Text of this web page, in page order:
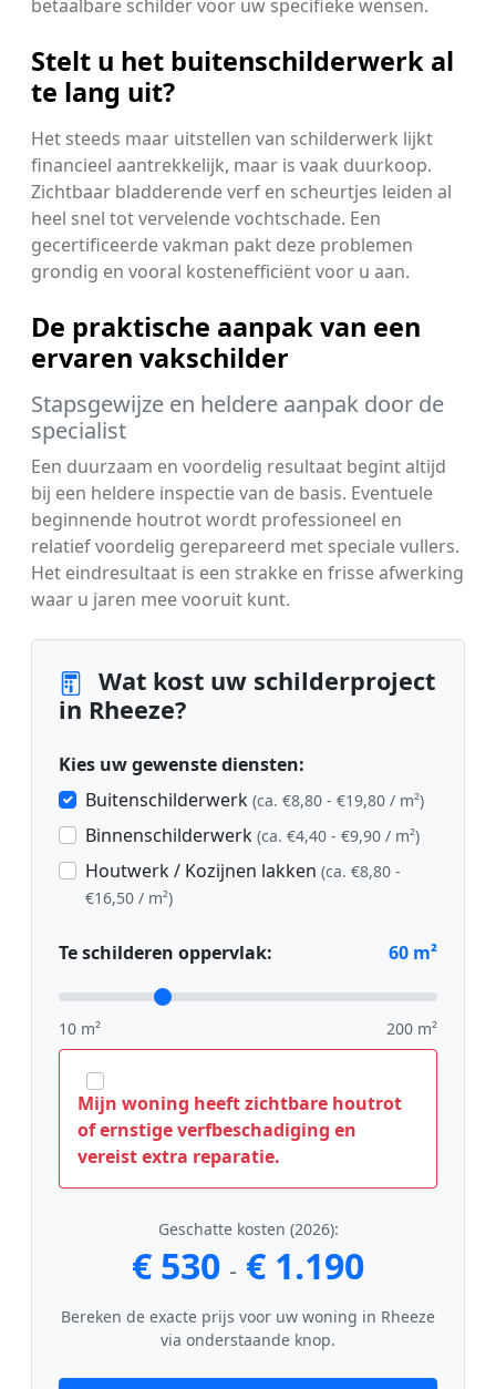
betaalbare schilder voor uw specifieke wensen.
Stelt u het buitenschilderwerk al
te lang uit?
Het steeds maar uitstellen van schilderwerk lijkt
financieel aantrekkelijk, maar is vaak duurkoop.
Zichtbaar bladderende verf en scheurtjes leiden al
heel snel tot vervelende vochtschade. Een
gecertificeerde vakman pakt deze problemen
grondig en vooral kostenefficiënt voor u aan.
De praktische aanpak van een
ervaren vakschilder
Stapsgewijze en heldere aanpak door de
specialist
Een duurzaam en voordelig resultaat begint altijd
bij een heldere inspectie van de basis. Eventuele
beginnende houtrot wordt professioneel en
relatief voordelig gerepareerd met speciale vullers.
Het eindresultaat is een strakke en frisse afwerking
waar u jaren mee vooruit kunt.
Wat kost uw schilderproject
in Rheeze?
Kies uw gewenste diensten:
Buitenschilderwerk (ca. €8,80 - €19,80 / m²)
Binnenschilderwerk (ca. €4,40 - €9,90 / m²)
Houtwerk / Kozijnen lakken (ca. €8,80 -
€16,50 / m²)
Te schilderen oppervlak: 60 m²
10 m² 200 m²
Mijn woning heeft zichtbare houtrot
of ernstige verfbeschadiging en
vereist extra reparatie.
Geschatte kosten (2026):
€ 530 - € 1.190
Bereken de exacte prijs voor uw woning in Rheeze
via onderstaande knop.